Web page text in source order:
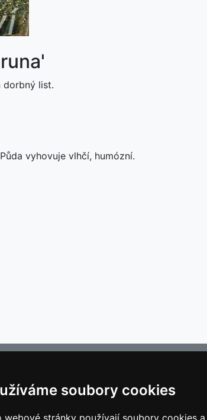
soubory cookies
webové stránky používají soubory cookies
dorbný list.
vyhovuje vlhčí, humózní.
pro zahrádkáře